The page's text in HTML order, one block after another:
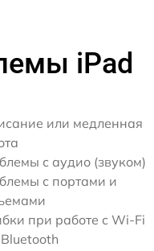
iPad
или медленная
с аудио (звуком)
с портами и
при работе с Wi-Fi